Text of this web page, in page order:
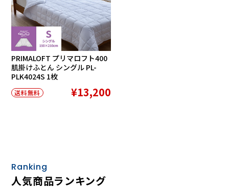
PRIMALOFT プリマロフト400
肌掛けふとん シングル PL-
PLK4024S 1枚
送料無料 ¥13,200
Ranking
人気商品ランキング